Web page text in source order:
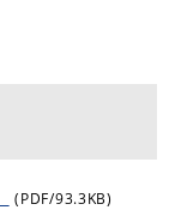
(PDF/93.3KB)